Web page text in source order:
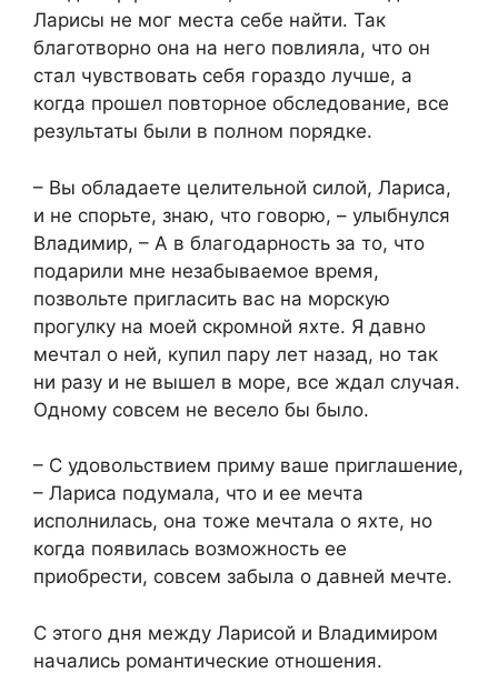
Ларисы не мог места себе найти. Так
благотворно она на него повлияла, что он
стал чувствовать себя гораздо лучше, а
когда прошел повторное обследование, все
результаты были в полном порядке.
– Вы обладаете целительной силой, Лариса,
и не спорьте, знаю, что говорю, – улыбнулся
Владимир, – А в благодарность за то, что
подарили мне незабываемое время,
позвольте пригласить вас на морскую
прогулку на моей скромной яхте. Я давно
мечтал о ней, купил пару лет назад, но так
ни разу и не вышел в море, все ждал случая.
Одному совсем не весело бы было.
– С удовольствием приму ваше приглашение,
– Лариса подумала, что и ее мечта
исполнилась, она тоже мечтала о яхте, но
когда появилась возможность ее
приобрести, совсем забыла о давней мечте.
С этого дня между Ларисой и Владимиром
начались романтические отношения.